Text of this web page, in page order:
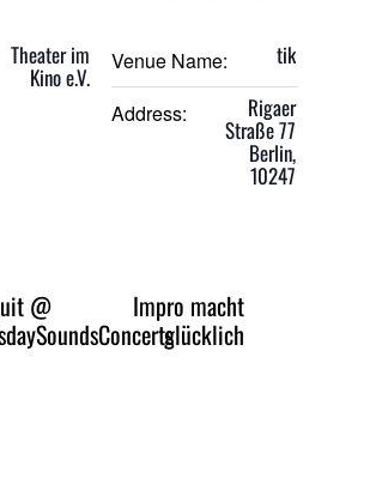
Venue Name: tik
Address: Rigaer
Straße 77
Berlin,
10247
Theater im
Kino e.V.
@
Impro macht
glücklich